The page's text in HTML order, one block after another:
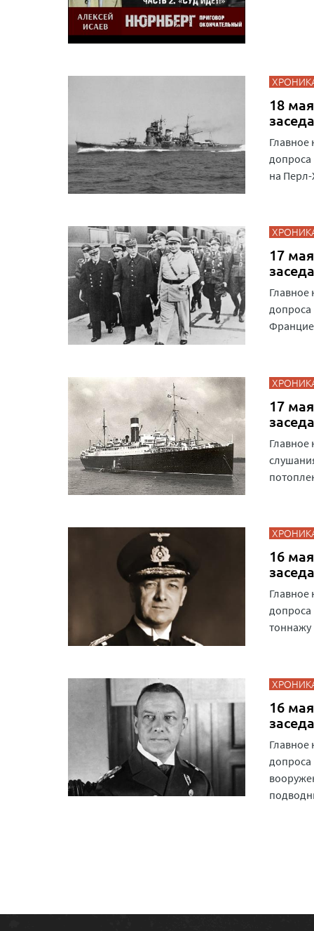
18
Главное
допроса
на
17
Главное
допроса
17
Главное
16
Главное
тоннажу
16
Главное